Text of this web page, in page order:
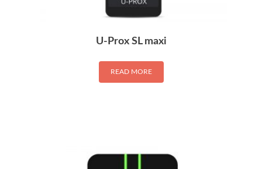
U-Prox SL maxi
READ MORE